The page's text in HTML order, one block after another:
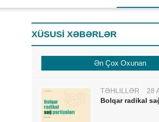
XÜSUSİ XƏBƏRLƏR
Ən Çox Oxunan
TƏHLİLLƏR
28
Bolqar radikal